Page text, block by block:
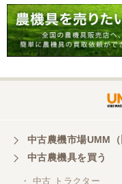
対応が良く、
東京都／購入者
東京都／がーさ
その日に評価
ければ再度送
渡し【Q11297241】
中古農機市場UMM（
中古農機具を買う
・ 中古 トラクター